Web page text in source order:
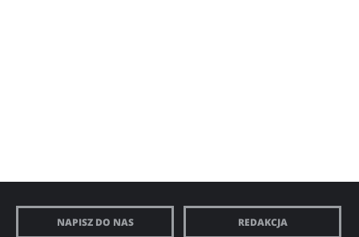
NAPISZ DO NAS REDAKCJA